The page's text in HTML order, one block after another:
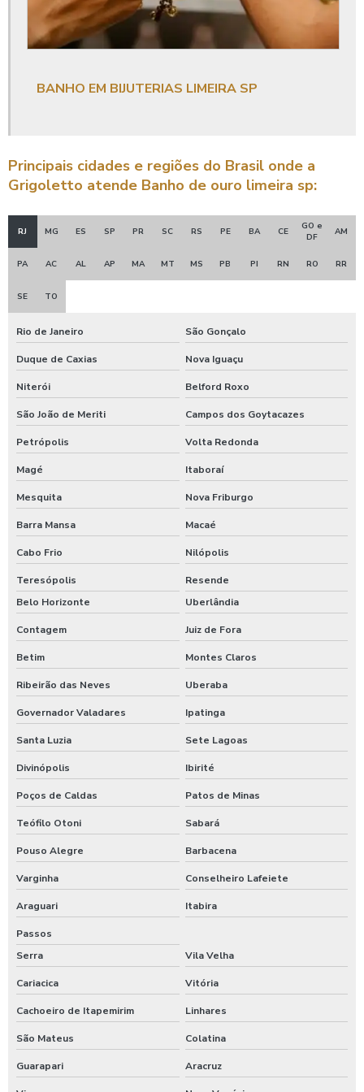
BANHO EM BIJUTERIAS LIMEIRA SP
Principais cidades e regiões do Brasil onde a
Grigoletto atende Banho de ouro limeira sp:
RJ MG ES SP PR SC RS PE BA CE
GO e
DF
AM
PA AC AL AP MA MT MS PB PI RN RO RR
SE TO
Rio de Janeiro São Gonçalo
Duque de Caxias Nova Iguaçu
Niterói Belford Roxo
São João de Meriti Campos dos Goytacazes
Petrópolis Volta Redonda
Magé Itaboraí
Mesquita Nova Friburgo
Barra Mansa Macaé
Cabo Frio Nilópolis
Teresópolis
Resende
Belo Horizonte
Uberlândia
Contagem Juiz de Fora
Betim Montes Claros
Ribeirão das Neves Uberaba
Governador Valadares Ipatinga
Santa Luzia Sete Lagoas
Divinópolis Ibirité
Poços de Caldas Patos de Minas
Teófilo Otoni Sabará
Pouso Alegre Barbacena
Varginha Conselheiro Lafeiete
Araguari Itabira
Passos
Serra
Vila Velha
Cariacica Vitória
Cachoeiro de Itapemirim Linhares
São Mateus Colatina
Guarapari Aracruz